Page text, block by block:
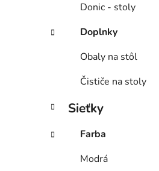
Donic - stoly
Doplnky
Obaly na stôl
Čističe na stoly
Sieťky
Farba
Modrá